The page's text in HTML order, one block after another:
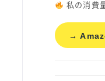
私の消費
→